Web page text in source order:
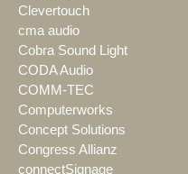
Clevertouch
cma audio
Cobra Sound Light
CODA Audio
COMM-TEC
Computerworks
Concept Solutions
Congress Allianz
connectSignage